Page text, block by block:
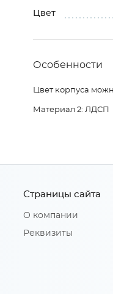
Цвет
Особенности
Цвет корпуса
Материал 2: ЛДСП
Страницы сайта
О компании
Реквизиты